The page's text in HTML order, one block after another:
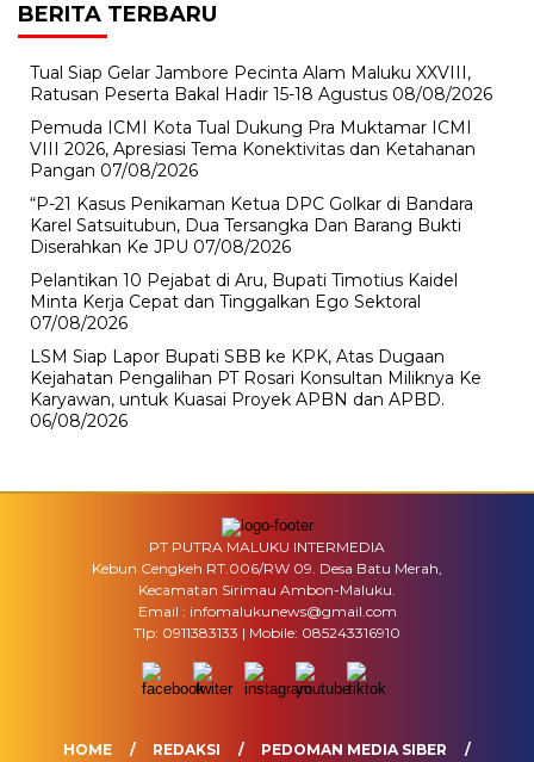
BERITA TERBARU
Tual Siap Gelar Jambore Pecinta Alam Maluku XXVIII,
Ratusan Peserta Bakal Hadir 15-18 Agustus 08/08/2026
Pemuda ICMI Kota Tual Dukung Pra Muktamar ICMI
VIII 2026, Apresiasi Tema Konektivitas dan Ketahanan
Pangan 07/08/2026
“P-21 Kasus Penikaman Ketua DPC Golkar di Bandara
Karel Satsuitubun, Dua Tersangka Dan Barang Bukti
Diserahkan Ke JPU 07/08/2026
Pelantikan 10 Pejabat di Aru, Bupati Timotius Kaidel
Minta Kerja Cepat dan Tinggalkan Ego Sektoral
07/08/2026
LSM Siap Lapor Bupati SBB ke KPK, Atas Dugaan
Kejahatan Pengalihan PT Rosari Konsultan Miliknya Ke
Karyawan, untuk Kuasai Proyek APBN dan APBD.
06/08/2026
PT PUTRA MALUKU INTERMEDIA
Kebun Cengkeh RT.006/RW 09. Desa Batu Merah,
Kecamatan Sirimau Ambon-Maluku.
Email : infomalukunews@gmail.com
Tlp: 0911383133 | Mobile: 085243316910
HOME REDAKSI PEDOMAN MEDIA SIBER